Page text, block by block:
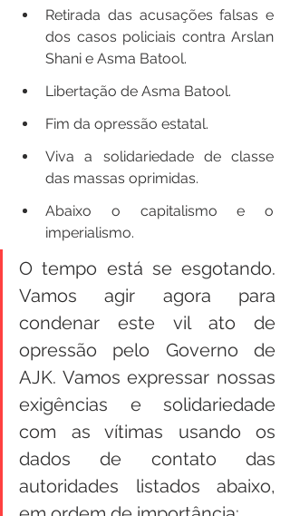
Retirada das acusações falsas e
dos casos policiais contra Arslan
Shani e Asma Batool.
Libertação de Asma Batool.
Fim da opressão estatal.
Viva a solidariedade de classe
das massas oprimidas.
Abaixo o capitalismo e o
imperialismo.
O tempo está se esgotando.
Vamos agir agora para
condenar este vil ato de
opressão pelo Governo de
AJK. Vamos expressar nossas
exigências e solidariedade
com as vítimas usando os
dados de contato das
autoridades listados abaixo,